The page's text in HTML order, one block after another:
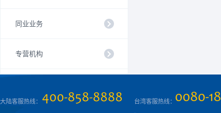
同业业务
专营机构
大陆客服热线： 台湾客服热线：